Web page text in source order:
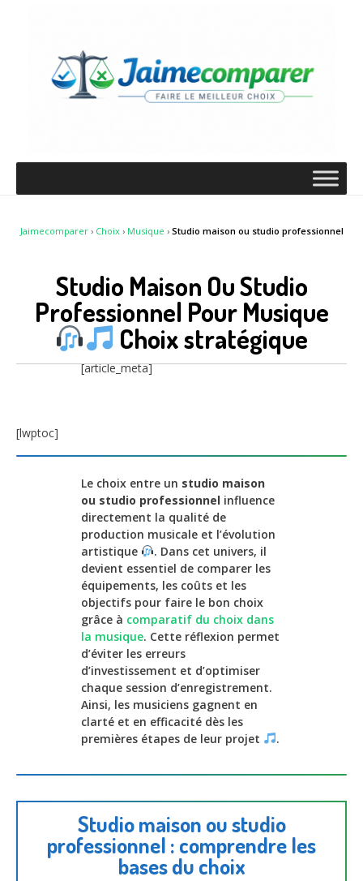
Jaimecomparer› Choix› Musique › Studio maison ou studio professionnel
Studio Maison Ou Studio
Professionnel Pour Musique
Choix stratégique
[article_meta]
[lwptoc]
Le choix entre un studio maison
ou studio professionnel influence
directement la qualité de
production musicale et l’évolution
artistique
. Dans cet univers, il
devient essentiel de comparer les
équipements, les coûts et les
objectifs pour faire le bon choix
grâce à comparatif du choix dans
la musique. Cette réflexion permet
d’éviter les erreurs
d’investissement et d’optimiser
chaque session d’enregistrement.
Ainsi, les musiciens gagnent en
clarté et en efficacité dès les
premières étapes de leur projet
.
Studio maison ou studio
professionnel : comprendre les
bases du choix